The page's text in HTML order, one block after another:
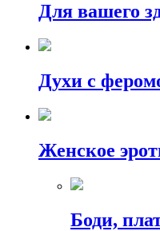
Для вашего
Духи с
Женское
Боди,